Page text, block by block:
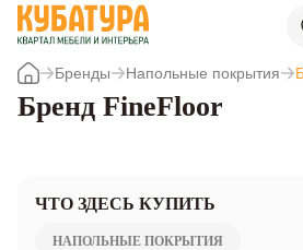
Бренды Напольные покрытия
Бренд FineFloor
ЧТО ЗДЕСЬ КУПИТЬ
НАПОЛЬНЫЕ ПОКРЫТИЯ